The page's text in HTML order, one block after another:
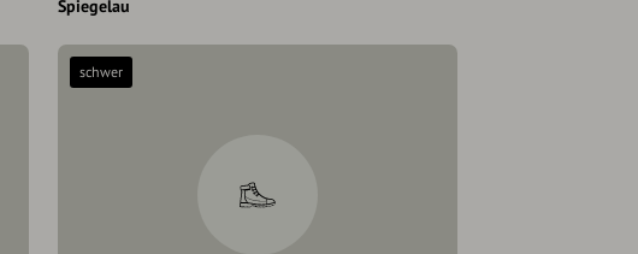
Spiegelau
schwer